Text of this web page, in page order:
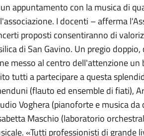
appuntamento con la musica di
I docenti – afferma
proposti consentiranno di
di San Gavino. Un pregio
messo al centro dell'attenzione
tutti a partecipare a questa
(flauto ed ensemble di fiati),
Voghera (pianoforte e musica
Maschio (laboratorio
«Tutti professionisti di grande